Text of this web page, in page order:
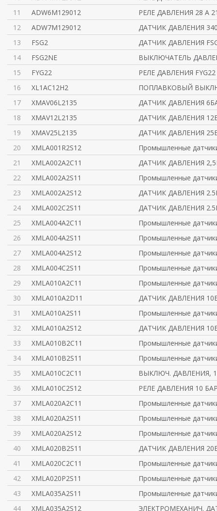
11
ADW6M129012
РЕЛЕ ДАВЛЕНИЯ 28 A
12
ADW7M129012
ДАТЧИК ДАВЛЕНИЯ
13
FSG2
ДАТЧИК ДАВЛЕНИЯ
14
FSG2NE
ВЫКЛЮЧАТЕЛЬ
15
FYG22
РЕЛЕ ДАВЛЕНИЯ FYG22
16
XL1AC12H2
ПОПЛАВКОВЫЙ
17
XMAV06L2135
ДАТЧИК ДАВЛЕНИЯ
18
XMAV12L2135
ДАТЧИК ДАВЛЕНИЯ
19
XMAV25L2135
ДАТЧИК ДАВЛЕНИЯ
20
XMLA001R2S12
Промышленные
21
XMLA002A2C11
ДАТЧИК ДАВЛЕНИЯ
22
XMLA002A2S11
Промышленные
23
XMLA002A2S12
ДАТЧИК ДАВЛЕНИЯ
24
XMLA002C2S11
ДАТЧИК ДАВЛЕНИЯ
25
XMLA004A2C11
Промышленные
26
XMLA004A2S11
Промышленные
27
XMLA004A2S12
Промышленные
28
XMLA004C2S11
Промышленные
29
XMLA010A2C11
Промышленные
30
XMLA010A2D11
ДАТЧИК ДАВЛЕНИЯ
31
XMLA010A2S11
Промышленные
32
XMLA010A2S12
ДАТЧИК ДАВЛЕНИЯ
33
XMLA010B2C11
Промышленные
34
XMLA010B2S11
Промышленные
35
XMLA010C2C11
ВЫКЛЮЧ. ДАВЛЕНИЯ,
36
XMLA010C2S12
РЕЛЕ ДАВЛЕНИЯ 10
37
XMLA020A2C11
Промышленные
38
XMLA020A2S11
Промышленные
39
XMLA020A2S12
Промышленные
40
XMLA020B2S11
ДАТЧИК ДАВЛЕНИЯ
41
XMLA020C2C11
Промышленные
42
XMLA020P2S11
Промышленные
43
XMLA035A2S11
Промышленные
44
XMLA035A2S12
ЭЛЕКТРОМЕХАНИЧ.